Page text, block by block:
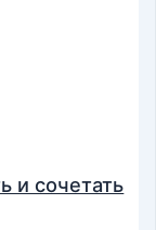
и сочетать